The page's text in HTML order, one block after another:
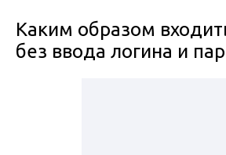
Каким образом
без ввода логина и